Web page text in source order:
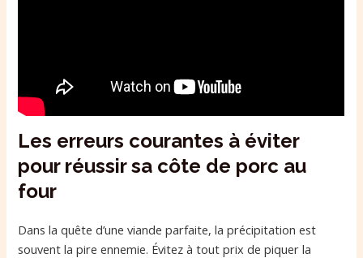
Les erreurs courantes à éviter
pour réussir sa côte de porc au
four
Dans la quête d’une viande parfaite, la précipitation est
souvent la pire ennemie. Évitez à tout prix de piquer la